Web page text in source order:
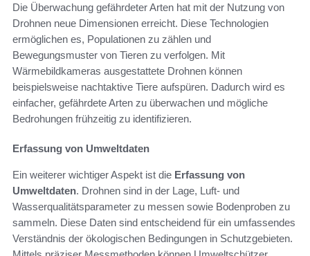
Die Überwachung gefährdeter Arten hat mit der Nutzung von
Drohnen neue Dimensionen erreicht. Diese Technologien
ermöglichen es, Populationen zu zählen und
Bewegungsmuster von Tieren zu verfolgen. Mit
Wärmebildkameras ausgestattete Drohnen können
beispielsweise nachtaktive Tiere aufspüren. Dadurch wird es
einfacher, gefährdete Arten zu überwachen und mögliche
Bedrohungen frühzeitig zu identifizieren.
Erfassung von Umweltdaten
Ein weiterer wichtiger Aspekt ist die Erfassung von
Umweltdaten. Drohnen sind in der Lage, Luft- und
Wasserqualitätsparameter zu messen sowie Bodenproben zu
sammeln. Diese Daten sind entscheidend für ein umfassendes
Verständnis der ökologischen Bedingungen in Schutzgebieten.